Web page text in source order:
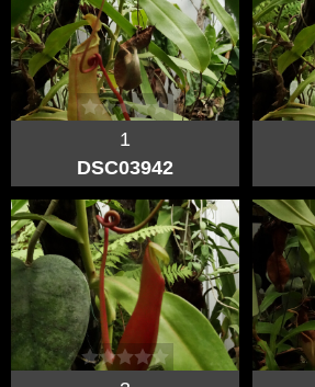
1
DSC03942